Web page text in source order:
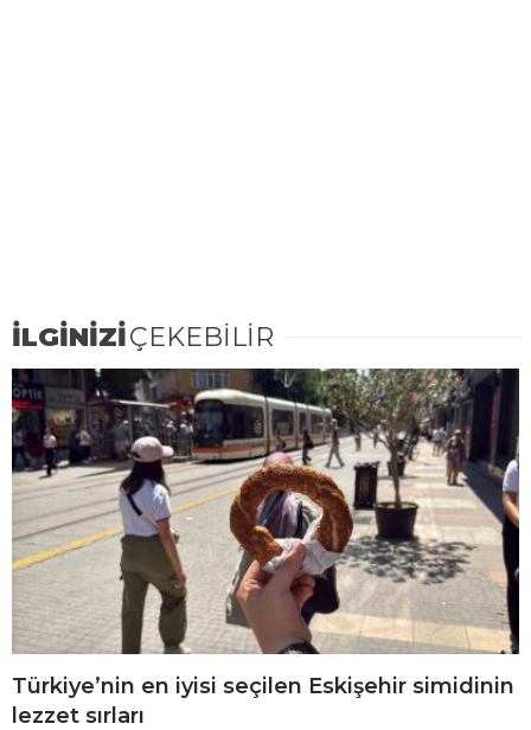
İLGİNİZİÇEKEBİLİR
Türkiye’nin en iyisi seçilen Eskişehir simidinin
lezzet sırları